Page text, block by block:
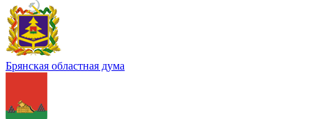
Брянская областная дума